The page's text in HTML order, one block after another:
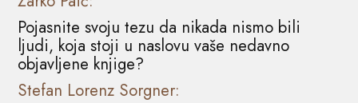
Pojasnite svoju tezu da nikada nismo bili
ljudi, koja stoji u naslovu vaše nedavno
objavljene knjige?
Stefan Lorenz Sorgner: